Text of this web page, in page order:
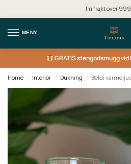
Fri frakt över 999
MENY
GRATISstengodsmugg vid
Home / Interiör / Dukning / Beldi